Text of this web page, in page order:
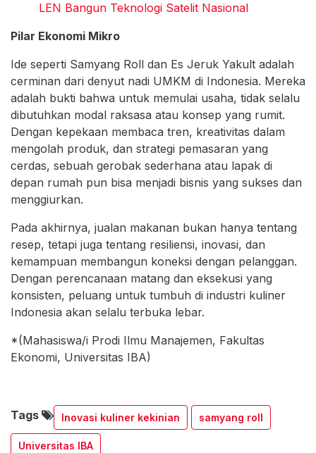
LEN Bangun Teknologi Satelit Nasional
Pilar Ekonomi Mikro
Ide seperti Samyang Roll dan Es Jeruk Yakult adalah
cerminan dari denyut nadi UMKM di Indonesia. Mereka
adalah bukti bahwa untuk memulai usaha, tidak selalu
dibutuhkan modal raksasa atau konsep yang rumit.
Dengan kepekaan membaca tren, kreativitas dalam
mengolah produk, dan strategi pemasaran yang
cerdas, sebuah gerobak sederhana atau lapak di
depan rumah pun bisa menjadi bisnis yang sukses dan
menggiurkan.
Pada akhirnya, jualan makanan bukan hanya tentang
resep, tetapi juga tentang resiliensi, inovasi, dan
kemampuan membangun koneksi dengan pelanggan.
Dengan perencanaan matang dan eksekusi yang
konsisten, peluang untuk tumbuh di industri kuliner
Indonesia akan selalu terbuka lebar.
*(Mahasiswa/i Prodi Ilmu Manajemen, Fakultas
Ekonomi, Universitas IBA)
Tags Inovasi kuliner kekinian samyang roll
Universitas IBA